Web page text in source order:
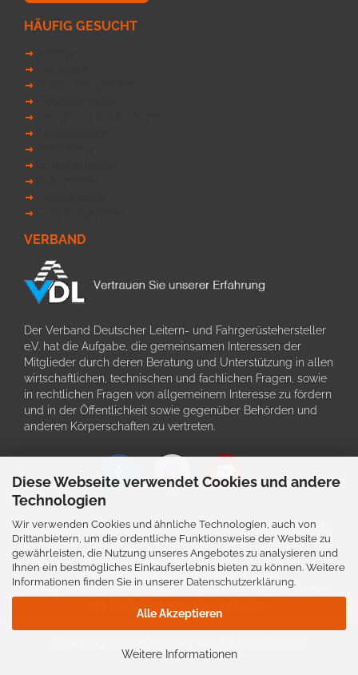
Diese Webseite verwendet Cookies und andere
Technologien
Wir verwenden Cookies und ähnliche Technologien, auch von
Drittanbietern, um die ordentliche Funktionsweise der Website zu
gewährleisten, die Nutzung unseres Angebotes zu analysieren und
Ihnen ein bestmögliches Einkaufserlebnis bieten zu können. Weitere
Informationen finden Sie in unserer Datenschutzerklärung.
Alle Akzeptieren
Weitere Informationen
HÄUFIG GESUCHT
VERBAND
Der Verband Deutscher Leitern- und Fahrgerüstehersteller
e.V. hat die Aufgabe, die gemeinsamen Interessen der
Mitglieder durch deren Beratung und Unterstützung in allen
wirtschaftlichen, technischen und fachlichen Fragen, sowie
in rechtlichen Fragen von allgemeinem Interesse zu fördern
und in der Öffentlichkeit sowie gegenüber Behörden und
anderen Körperschaften zu vertreten.
Schriftliche Angaben zu den Produkten und deren Bildern
können im Einzefall von der tatsächlichen Ausführung
abweichen. Auch bleiben Irrtürmer, Preis- und
Konstruktionsänderungen vorbehalten.
Alle genannten Preise verstehen sich inkl. der gesetzlichen
19% MwSt. und zzgl. Versandkosten.